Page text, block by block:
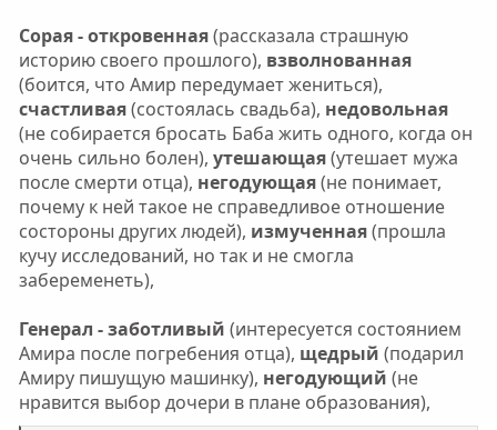
Сорая - откровенная(рассказала страшную
историю своего прошлого), взволнованная
(боится, что Амир передумает жениться),
счастливая(состоялась свадьба), недовольная
(не собирается бросать Баба жить одного, когда он
очень сильно болен), утешающая(утешает мужа
после смерти отца), негодующая(не понимает,
почему к ней такое не справедливое отношение
состороны других людей), измученная(прошла
кучу исследований, но так и не смогла
забеременеть),
Генерал - заботливый (интересуется состоянием
Амира после погребения отца), щедрый (подарил
Амиру пишущую машинку), негодующий (не
нравится выбор дочери в плане образования),